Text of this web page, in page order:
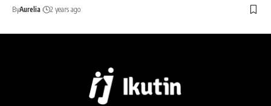
ByAurelia 2 years ago